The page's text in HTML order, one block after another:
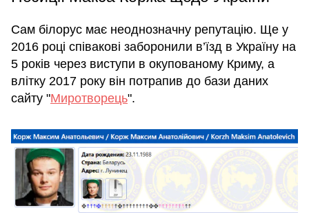
Сам білорус має неоднозначну репутацію. Ще у
2016 році співакові заборонили в’їзд в Україну на
5 років через виступи в окупованому Криму, а
влітку 2017 року він потрапив до бази даних
сайту "Миротворець".